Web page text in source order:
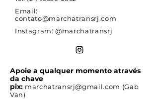
Email:
contato@marchatransrj.com
Instagram: @marchatransrj
Apoie a qualquer momento através
da chave
pix: marchatransrj@gmail.com (Gab
Van)